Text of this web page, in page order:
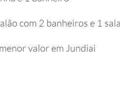
com 2 banheiros e 1
valor em Jundiai